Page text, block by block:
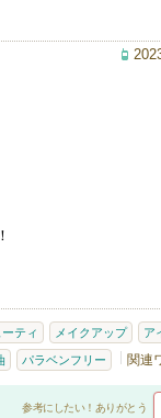
ティ メイクアップ ア
パラベンフリー 関連
参考にしたい！ありがとう